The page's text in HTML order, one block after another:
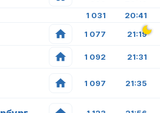
1 031 20:41
1 077 21:19
1 092 21:31
1 097 21:35